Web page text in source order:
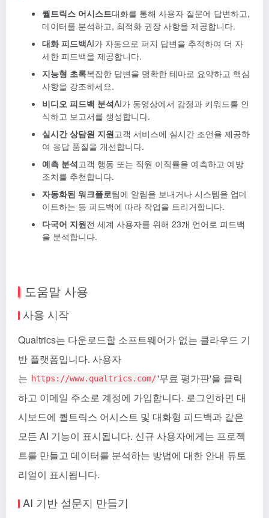
퀄트릭스 어시스트대화를 통해 사용자 질문에 답변하고,
데이터를 분석하고, 최적화 권장 사항을 제공합니다.
대화 피드백AI가 자동으로 퍼지 답변을 추적하여 더 자
세한 피드백을 제공합니다.
지능형 초록복잡한 답변을 명확한 테마로 요약하고 핵심
사항을 강조하세요.
비디오 피드백 분석AI가 동영상에서 감정과 키워드를 인
식하고 보고서를 생성합니다.
실시간 상담원 지원고객 서비스에 실시간 조언을 제공하
여 응답 품질을 개선합니다.
예측 분석고객 행동 또는 직원 이직률을 예측하고 예방
조치를 추천합니다.
자동화된 워크플로팀에 알림을 보내거나 시스템을 업데
이트하는 등 피드백에 따라 작업을 트리거합니다.
다국어 지원전 세계 사용자를 위해 23개 언어로 피드백
을 분석합니다.
도움말 사용
사용 시작
Qualtrics는 다운로드할 소프트웨어가 없는 클라우드 기
반 플랫폼입니다. 사용자
는 https://www.qualtrics.com/'무료 평가판'을 클릭
하고 이메일 주소로 계정에 가입합니다. 로그인하면 대
시보드에 퀄트릭스 어시스트 및 대화형 피드백과 같은
모든 AI 기능이 표시됩니다. 신규 사용자에게는 프로젝
트를 만들고 데이터를 분석하는 방법에 대한 안내 튜토
리얼이 표시됩니다.
AI 기반 설문지 만들기